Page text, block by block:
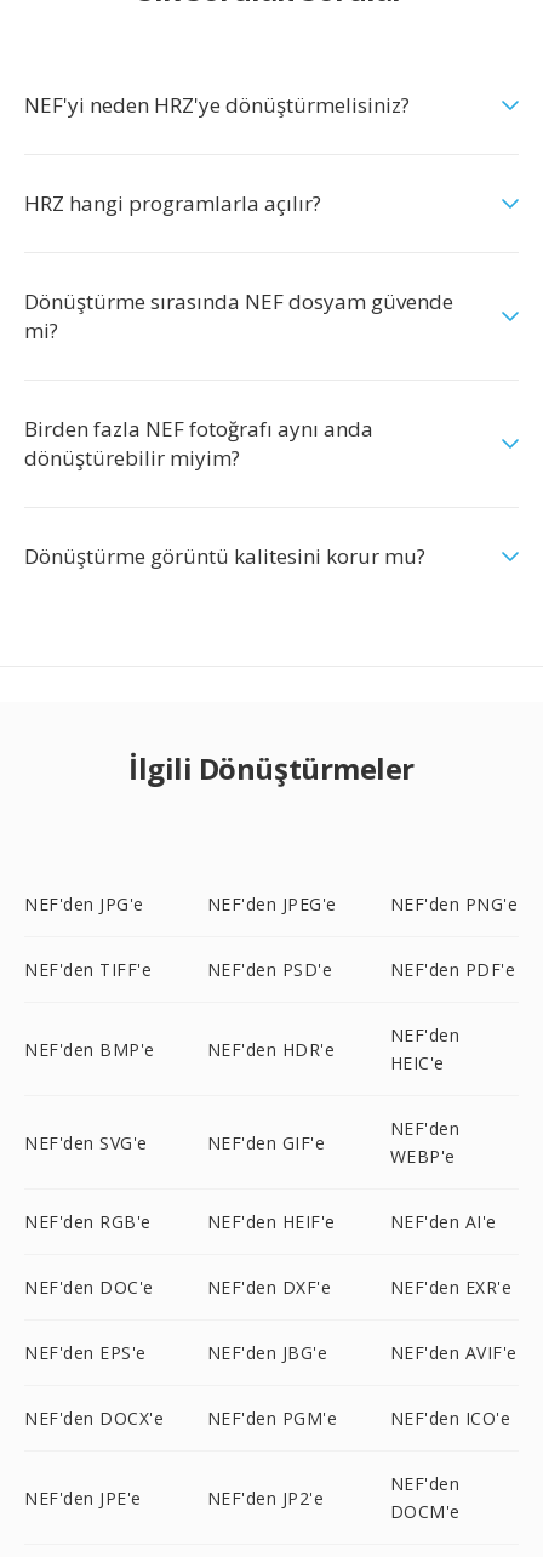
NEF'yi neden HRZ'ye dönüştürmelisiniz?
HRZ hangi programlarla açılır?
Dönüştürme sırasında NEF dosyam güvende
mi?
Birden fazla NEF fotoğrafı aynı anda
dönüştürebilir miyim?
Dönüştürme görüntü kalitesini korur mu?
İlgili Dönüştürmeler
NEF'den JPG'e NEF'den JPEG'e NEF'den PNG'e
NEF'den TIFF'e NEF'den PSD'e NEF'den PDF'e
NEF'den BMP'e NEF'den HDR'e
NEF'den
HEIC'e
NEF'den SVG'e NEF'den GIF'e
NEF'den
WEBP'e
NEF'den RGB'e NEF'den HEIF'e NEF'den AI'e
NEF'den DOC'e NEF'den DXF'e NEF'den EXR'e
NEF'den EPS'e NEF'den JBG'e NEF'den AVIF'e
NEF'den DOCX'e NEF'den PGM'e NEF'den ICO'e
NEF'den JPE'e NEF'den JP2'e
NEF'den
DOCM'e